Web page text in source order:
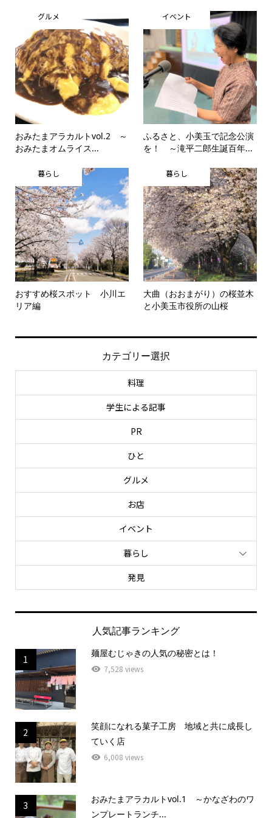
グルメ
おみたまアラカルトvol.2 ～
おみたまオムライス...
イベント
ふるさと、小美玉で記念公演
を！ ～滝平二郎生誕百年...
暮らし
おすすめ桜スポット 小川エ
リア編
暮らし
大曲（おおまがり）の桜並木
と小美玉市役所の山桜
カテゴリー選択
料理
学生による記事
PR
ひと
グルメ
お店
イベント
暮らし
発見
人気記事ランキング
1
麺屋むじゃきの人気の秘密とは！
7,528 views
2
笑顔になれる菓子工房 地域と共に成長し
ていく店
6,008 views
3
おみたまアラカルトvol.1 ～かなざわのワ
ンプレートランチ...